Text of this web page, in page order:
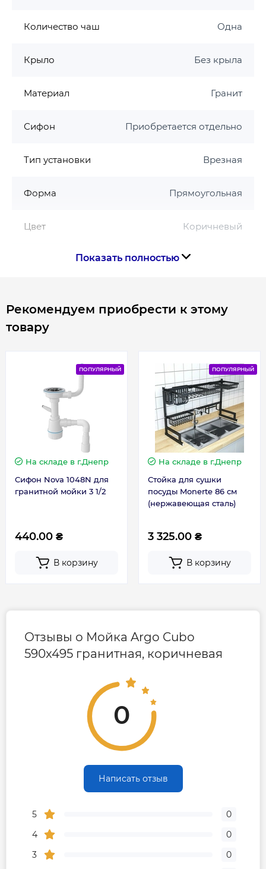
Количество чаш Одна
Крыло Без крыла
Материал Гранит
Сифон Приобретается отдельно
Тип установки Врезная
Форма Прямоугольная
Цвет Коричневый
Страна производства
Габариты, размеры, вес
Длина, мм
Ширина, мм 495
Гарантия
Гарантия производителя, мес 60
Показать полностью
Рекомендуем приобрести к этому
товару
ПОПУЛЯРНЫЙ
На складе в г.Днепр
Сифон Nova 1048N для
гранитной мойки 3 1/2
440.00 ₴
В корзину
ПОПУЛЯРНЫЙ
На складе в г.Днепр
Стойка для сушки
посуды Monerte 86 см
(нержавеющая сталь)
3 325.00 ₴
В корзину
Отзывы о Мойка Argo Cubo
590x495 гранитная, коричневая
0
Написать отзыв
5
0
4
0
3
0